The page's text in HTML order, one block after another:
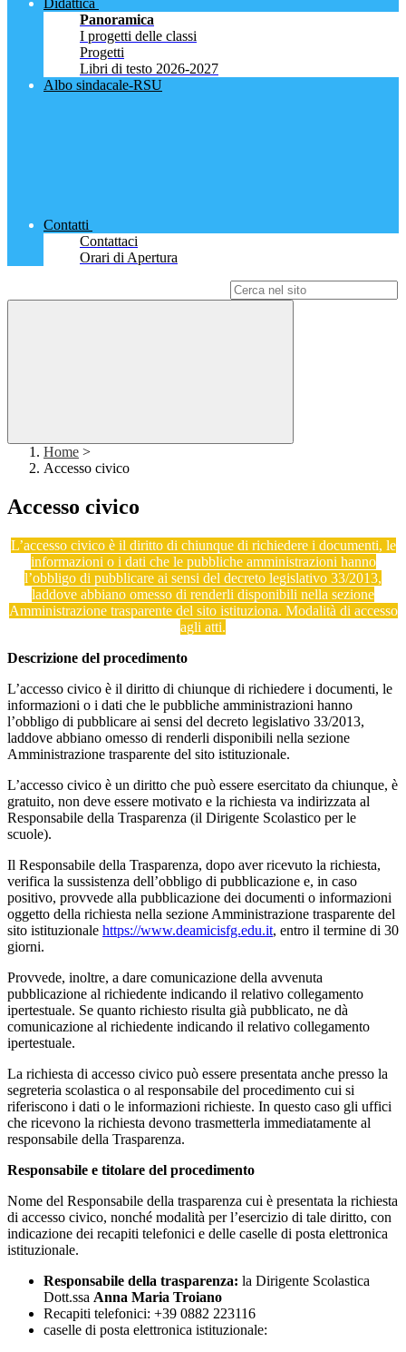
Didattica
Panoramica
I progetti delle classi
Progetti
Libri di testo 2026-2027
Albo sindacale-RSU
Contatti
Contattaci
Orari di Apertura
Home >
Accesso civico
Accesso civico
L’accesso civico è il diritto di chiunque di richiedere i documenti, le
informazioni o i dati che le pubbliche amministrazioni hanno
l’obbligo di pubblicare ai sensi del decreto legislativo 33/2013,
laddove abbiano omesso di renderli disponibili nella sezione
Amministrazione trasparente del sito istituziona. Modalità di accesso
agli atti.
Descrizione del procedimento
L’accesso civico è il diritto di chiunque di richiedere i documenti, le
informazioni o i dati che le pubbliche amministrazioni hanno
l’obbligo di pubblicare ai sensi del decreto legislativo 33/2013,
laddove abbiano omesso di renderli disponibili nella sezione
Amministrazione trasparente del sito istituzionale.
L’accesso civico è un diritto che può essere esercitato da chiunque, è
gratuito, non deve essere motivato e la richiesta va indirizzata al
Responsabile della Trasparenza (il Dirigente Scolastico per le
scuole).
Il Responsabile della Trasparenza, dopo aver ricevuto la richiesta,
verifica la sussistenza dell’obbligo di pubblicazione e, in caso
positivo, provvede alla pubblicazione dei documenti o informazioni
oggetto della richiesta nella sezione Amministrazione trasparente del
sito istituzionale https://www.deamicisfg.edu.it, entro il termine di 30
giorni.
Provvede, inoltre, a dare comunicazione della avvenuta
pubblicazione al richiedente indicando il relativo collegamento
ipertestuale. Se quanto richiesto risulta già pubblicato, ne dà
comunicazione al richiedente indicando il relativo collegamento
ipertestuale.
La richiesta di accesso civico può essere presentata anche presso la
segreteria scolastica o al responsabile del procedimento cui si
riferiscono i dati o le informazioni richieste. In questo caso gli uffici
che ricevono la richiesta devono trasmetterla immediatamente al
responsabile della Trasparenza.
Responsabile e titolare del procedimento
Nome del Responsabile della trasparenza cui è presentata la richiesta
di accesso civico, nonché modalità per l’esercizio di tale diritto, con
indicazione dei recapiti telefonici e delle caselle di posta elettronica
istituzionale.
Responsabile della trasparenza: la Dirigente Scolastica
Dott.ssa Anna Maria Troiano
Recapiti telefonici: +39 0882 223116
caselle di posta elettronica istituzionale: